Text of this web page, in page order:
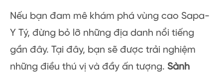
Nếu bạn đam mê khám phá vùng cao Sapa-
Y Tý, đừng bỏ lỡ những địa danh nổi tiếng
gần đây. Tại đây, bạn sẽ được trải nghiệm
những điều thú vị và đầy ấn tượng. Sành